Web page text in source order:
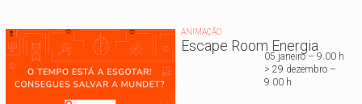
ANIMAÇÃO
Escape Room Energia
05 janeiro – 9.00 h
> 29 dezembro –
9.00 h